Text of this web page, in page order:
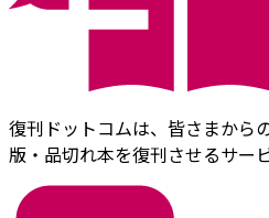
復刊ドットコムは、皆さまから
版・品切れ本を復刊させるサービ